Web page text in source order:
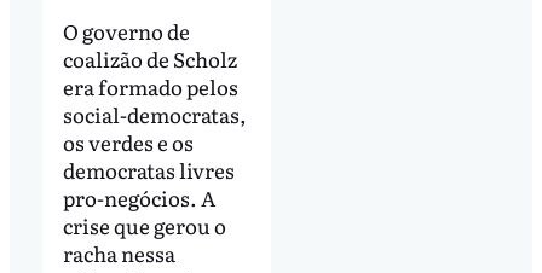
O governo de
coalizão de Scholz
era formado pelos
social-democratas,
os verdes e os
democratas livres
pro-negócios. A
crise que gerou o
racha nessa